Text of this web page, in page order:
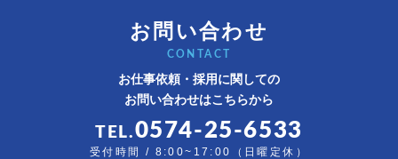
お問い合わせ
CONTACT
お仕事依頼・採用に関しての
お問い合わせはこちらから
TEL.0574-25-6533
受付時間 / 8:00~17:00（日曜定休）